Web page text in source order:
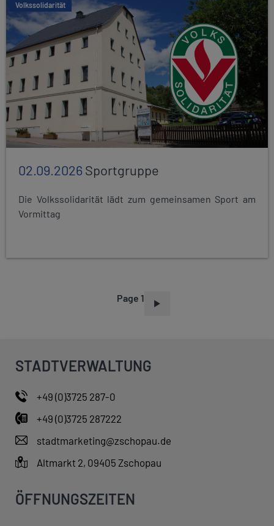
Volkssolidarität
02.09.2026Sportgruppe
Die Volkssolidarität lädt zum gemeinsamen Sport am
Vormittag
Page 1
STADTVERWALTUNG
+49 (0)3725 287-0
+49 (0)3725 287222
stadtmarketing@zschopau.de
Altmarkt 2, 09405 Zschopau
ÖFFNUNGSZEITEN